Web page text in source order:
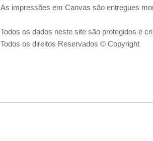
As impressões em Canvas são entregues
Todos os dados neste site são protegidos e
Todos os direitos Reservados © Copyright